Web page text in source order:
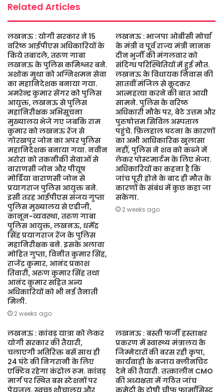
Related Articles
लखनऊ : योगी सरकार ने 15
वरिष्ठ आईपीएस अधिकारियों के
किये तबादले, तरुण गाबा
लखनऊ के पुलिस कमिश्नर बने.
अशोक मुथा को अग्निशमन सेवा
का महानिदेशक बनाया गया.
अमरेन्द्र कुमार सेंगर को पुलिस
आयुक्त, लखनऊ से पुलिस
महानिरीक्षक अभिसूचना
मुख्यालय भेजे गए जबकि राम
कुमार को लखनऊ रेंज से
गोरखपुर जोन का अपर पुलिस
महानिदेशक बनाया गया. नवीन
अरोरा को तकनीकी सेवाओं से
वाराणसी जोन और पीयूष
मोर्डिया वाराणसी जोन से
प्रयागराज पुलिस आयुक्त बने.
इसी तरह आईपीएस संजय गुप्ता
पुलिस मुख्यालय से एडीजी,
कानून-व्यवस्था, तरुण गाबा
पुलिस आयुक्त, लखनऊ, धर्मेंद्र
सिंह प्रयागराज रेंज के पुलिस
महानिरीक्षक बने. इसके अलावा
मोहित गुप्ता, विनीत कुमार सिंह,
राजेंद्र कुमार, आनंद प्रकाश
तिवारी, अरुण कुमार सिंह तथा
आनंद कुमार सहित अन्य
अधिकारियों को भी नई तैनाती
मिली.
2 weeks ago
लखनऊ : भाजपा ओबीसी मोर्चा
के मंत्री व पूर्व राज्य मंत्री नानक
दीन भुर्जी की मंगलवार को
संदिग्ध परिस्थितियों में हुई मौत.
लखनऊ के विधायक निवास की
सातवीं मंजिल से कूदकर
आत्महत्या करने की बात आयी
सामने. पुलिस के वरिष्ठ
अधिकारी मौके पर, बेटे उत्तम और
पुरुषोत्तम सिविल अस्पताल
पहुंचे. फ़िलहाल घटना के कारणों
का अभी आधिकारिक खुलासा
नहीं, पुलिस ने शव को कब्जे में
लेकर पोस्टमार्टम के लिए भेजा.
अधिकारियों का कहना है कि
जांच पूरी होने के बाद ही मौत के
कारणों के संबंध में कुछ कहा जा
सकेगा.
2 weeks ago
लखनऊ : कांवड़ यात्रा को लेकर
योगी सरकार की तैयारी,
चलाएगी अतिरिक्त बसें साथ ही
24 घंटे की निगरानी के लिए
एक्टिव रहेगा कंट्रोल रूम. कांवड़
मार्ग पर स्थित बस स्टेशनों पर
पेयजल, स्वच्छ शौचालय और
लखनऊ : बस्ती फर्जी हस्ताक्षर
प्रकरण में स्वास्थ्य मंत्रालय के
जिम्मेदारों की बरस रही कृपा,
कार्यवाही के बजाय क्लीनचिट
देने की तैयारी. तत्कालीन CMO
की अध्यक्षता में गठित जांच
कमेटी के दोषी चीफ फार्मासिस्ट